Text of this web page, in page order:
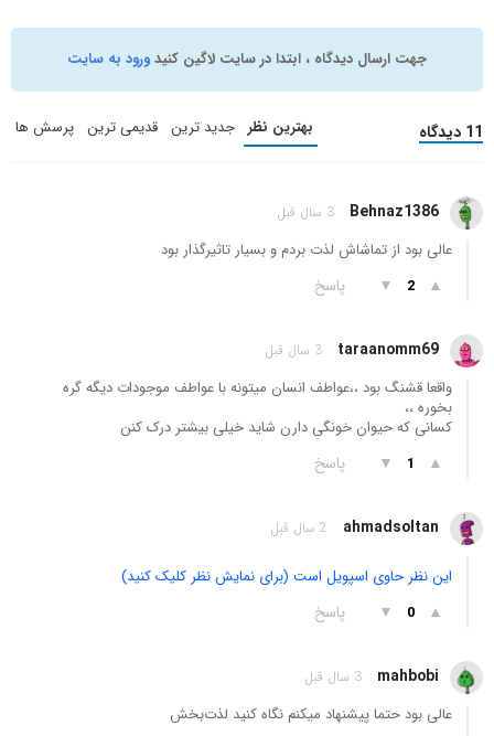
جهت ارسال دیدگاه ، ابتدا در سایت لاگین کنیدورود به سایت
11 دیدگاه بهترین نظر جدید ترین قدیمی ترین پرسش ها
Behnaz1386 3 سال قبل
عالی بود از تماشاش لذت بردم و بسیار تاثیرگذار بود
▲
2
▼ پاسخ
taraanomm69 3 سال قبل
واقعا قشنگ بود ،،عواطف انسان میتونه با عواطف موجودات دیگه گره
بخوره ،،
کسانی که حیوان خونگی دارن شاید خیلی بیشتر درک کنن
▲
1
▼ پاسخ
ahmadsoltan 2 سال قبل
این نظر حاوی اسپویل است (برای نمایش نظر کلیک کنید)
▲
0
▼ پاسخ
mahbobi 3 سال قبل
عالی بود حتما پیشنهاد میکنم نگاه کنید لذت‌بخش